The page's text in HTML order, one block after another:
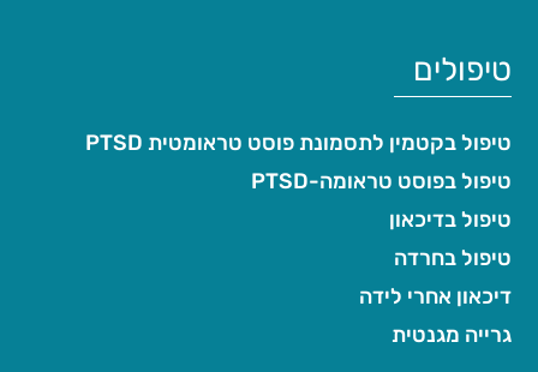
טיפולים
טיפול בקטמין לתסמונת פוסט טראומטית PTSD
טיפול בפוסט טראומה-PTSD
טיפול בדיכאון
טיפול בחרדה
דיכאון אחרי לידה
גרייה מגנטית